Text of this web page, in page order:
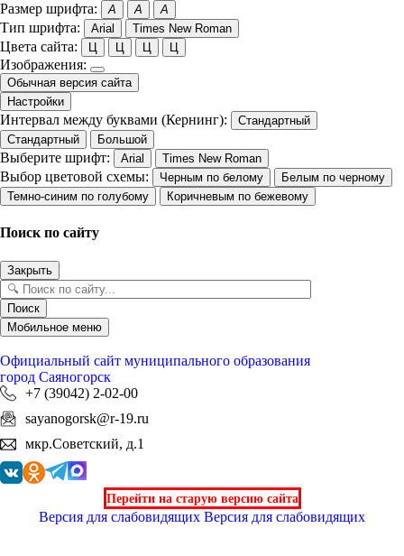
Размер шрифта: A A A
Тип шрифта: Arial Times New Roman
Цвета сайта: Ц Ц Ц Ц
Изображения:
Обычная версия сайта
Настройки
Интервал между буквами (Кернинг):
Стандартный
Стандартный
Большой
Выберите шрифт: Arial Times New Roman
Выбор цветовой схемы: Черным по белому
Белым по черному
Темно-синим по голубому
Коричневым по бежевому
Поиск по сайту
Закрыть
Поиск
Мобильное меню
Официальный сайт муниципального образования
город Саяногорск
+7 (39042) 2-02-00
sayanogorsk@r-19.ru
мкр.Советский, д.1
Перейти на старую версию сайта
Версия для слабовидящих Версия для слабовидящих